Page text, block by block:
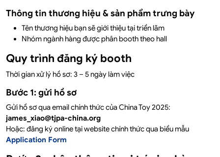
Thông tin thương hiệu & sản phẩm trưng bày
Tên thương hiệu bạn sẽ giới thiệu tại triển lãm
Nhóm ngành hàng được phân booth theo hall
Quy trình đăng ký booth
Thời gian xử lý hồ sơ: 3 – 5 ngày làm việc
Bước 1: gửi hồ sơ
Gửi hồ sơ qua email chính thức của China Toy 2025:
james_xiao@tjpa-china.org
Hoặc: đăng ký online tại website chính thức qua biểu mẫu
Application Form